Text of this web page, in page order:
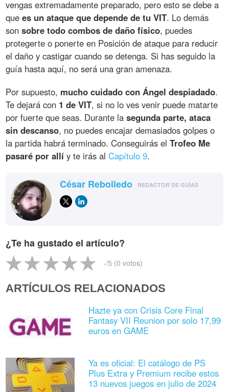
vengas extremadamente preparado, pero esto se debe a
quees un ataque que depende de tu VIT. Lo demás
sonsobre todo combos de daño físico, puedes
protegerte o ponerte en Posición de ataque para reducir
el daño y castigar cuando se detenga. Si has seguido la
guía hasta aquí, no será una gran amenaza.
Por supuesto, mucho cuidado con Ángel despiadado.
Te dejará con 1 de VIT, si no lo ves venir puede matarte
por fuerte que seas. Durante lasegunda parte, ataca
sin descanso, no puedes encajar demasiados golpes o
la partida habrá terminado. Conseguirás elTrofeo Me
pasaré por allí y te irás alCapítulo 9.
César Rebolledo REDACTOR DE GUÍAS
¿Te ha gustado el artículo?
-/5 (0 votos)
ARTÍCULOS RELACIONADOS
Hazte ya con Crisis Core Final
Fantasy VII Reunion por solo 17,99
euros en GAME
Ya es oficial: El catálogo de PS
Plus Extra y Premium recibe estos
13 nuevos juegos en julio de 2024